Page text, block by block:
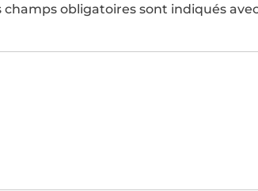
champs obligatoires sont indiqués